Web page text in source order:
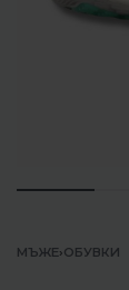
МЪЖЕ›ОБУВКИ